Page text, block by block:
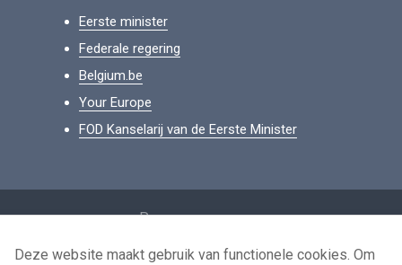
Eerste minister
Federale regering
Belgium.be
Your Europe
FOD Kanselarij van de Eerste Minister
Persoonsgegevens
Voorwaarden voor het hergebruik
Deze website maakt gebruik van functionele cookies. Om